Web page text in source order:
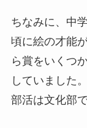
ちなみに、中
頃に絵の才能
ら賞をいくつ
していました
部活は文化部